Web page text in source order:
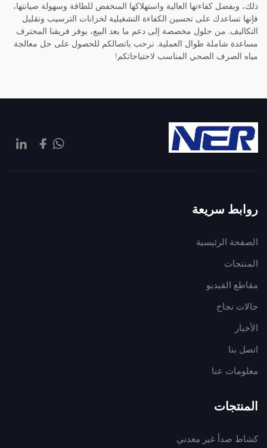
ذلك، وبفضل كفاءتها العالية واستهلاكها المنخفض للطاقة وسهولة صيانتها،
فإنها تساعدك على تحسين الكفاءة التشغيلية لخزانات الترسيب وتقليل
التكاليف. من حلول مخصصة إلى دعم ما بعد البيع، يوفر فريقنا المحترف
مساعدة شاملة طوال العملية. نرحب باتصالكم للحصول على حل معالجة
مياه الصرف الصحي المناسب لاحتياجاتكم!
روابط سريعة
الصفحة الرئيسية
المنتجات
مقاطع الفيديو
حالات نجاح
الأخبار
اتصل بنا
معلومات عنا
المنتجات
كشاط صدأ غير معدني